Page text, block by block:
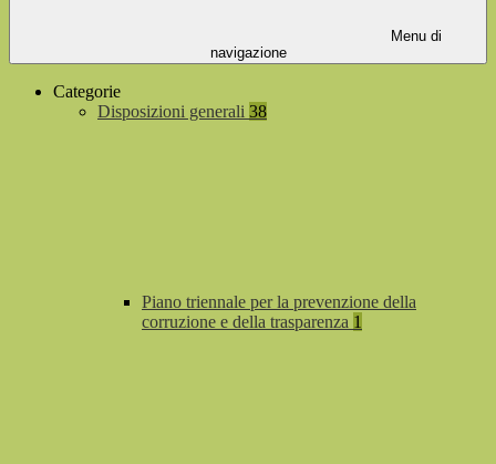
Menu di
navigazione
Categorie
Disposizioni generali 38
Piano triennale per la prevenzione della
corruzione e della trasparenza 1